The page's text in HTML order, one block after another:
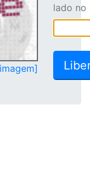
lado no